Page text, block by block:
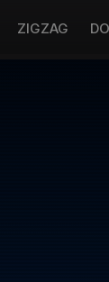
ZIGZAG